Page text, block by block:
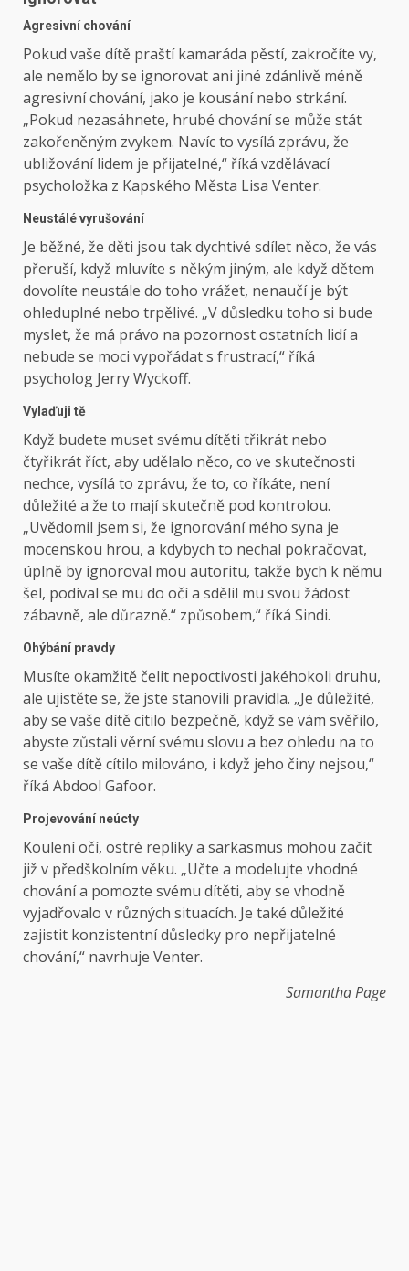
Agresivní chování
Pokud vaše dítě praští kamaráda pěstí, zakročíte vy,
ale nemělo by se ignorovat ani jiné zdánlivě méně
agresivní chování, jako je kousání nebo strkání.
„Pokud nezasáhnete, hrubé chování se může stát
zakořeněným zvykem. Navíc to vysílá zprávu, že
ubližování lidem je přijatelné,“ říká vzdělávací
psycholožka z Kapského Města Lisa Venter.
Neustálé vyrušování
Je běžné, že děti jsou tak dychtivé sdílet něco, že vás
přeruší, když mluvíte s někým jiným, ale když dětem
dovolíte neustále do toho vrážet, nenaučí je být
ohleduplné nebo trpělivé. „V důsledku toho si bude
myslet, že má právo na pozornost ostatních lidí a
nebude se moci vypořádat s frustrací,“ říká
psycholog Jerry Wyckoff.
Vylaďuji tě
Když budete muset svému dítěti třikrát nebo
čtyřikrát říct, aby udělalo něco, co ve skutečnosti
nechce, vysílá to zprávu, že to, co říkáte, není
důležité a že to mají skutečně pod kontrolou.
„Uvědomil jsem si, že ignorování mého syna je
mocenskou hrou, a kdybych to nechal pokračovat,
úplně by ignoroval mou autoritu, takže bych k němu
šel, podíval se mu do očí a sdělil mu svou žádost
zábavně, ale důrazně.“ způsobem,“ říká Sindi.
Ohýbání pravdy
Musíte okamžitě čelit nepoctivosti jakéhokoli druhu,
ale ujistěte se, že jste stanovili pravidla. „Je důležité,
aby se vaše dítě cítilo bezpečně, když se vám svěřilo,
abyste zůstali věrní svému slovu a bez ohledu na to
se vaše dítě cítilo milováno, i když jeho činy nejsou,“
říká Abdool Gafoor.
Projevování neúcty
Koulení očí, ostré repliky a sarkasmus mohou začít
již v předškolním věku. „Učte a modelujte vhodné
chování a pomozte svému dítěti, aby se vhodně
vyjadřovalo v různých situacích. Je také důležité
zajistit konzistentní důsledky pro nepřijatelné
chování,“ navrhuje Venter.
Samantha Page